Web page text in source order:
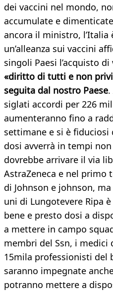
dei vaccini nel mondo,
accumulate e
ancora il ministro,
un’alleanza sui vaccini
singoli Paesi l’acquisto di
«diritto di tutti e non
seguita dal nostro Paese
siglati accordi per 226
aumenteranno fino a
settimane e si è
dosi avverrà in tempi
dovrebbe arrivare il via
AstraZeneca e nel primo
di Johnson e johnson,
uni di Lungotevere Ripa
bene e presto dosi a
a mettere in campo
membri del Ssn, i
15mila professionisti del
saranno impegnate
potranno mettere a